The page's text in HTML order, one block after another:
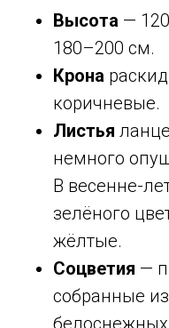
Высота —
180–200 см.
Крона
коричневые.
Листья
немного
В весенне-
зелёного
жёлтые.
Соцветия —
собранные
белоснежных